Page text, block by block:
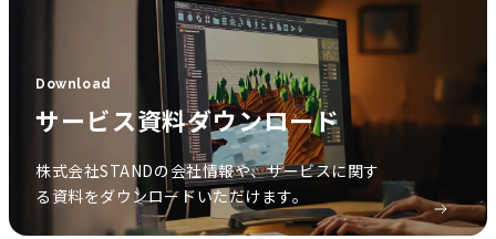
Download
サービス資料ダウンロード
株式会社STANDの会社情報や、サービスに関す
る資料をダウンロードいただけます。